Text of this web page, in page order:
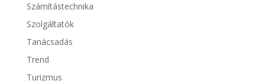
Számítástechnika
Szolgáltatók
Tanácsadás
Trend
Turizmus